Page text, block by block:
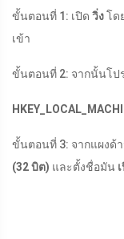
ขั้นตอนที่ 1: เปิด วิ่งโด
เข้า
ขั้นตอนที่ 2: จากนั้นโป
ขั้นตอนที่ 3: จากแผงด้
(32 บิต) และตั้งชื่อมัน